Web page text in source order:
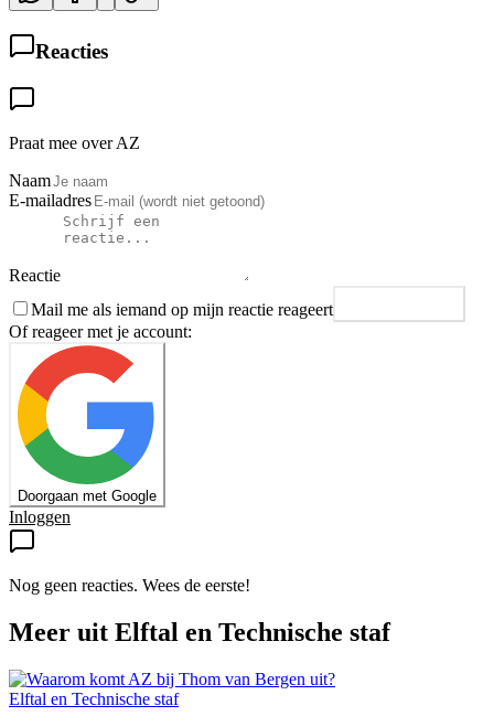
Reacties
Praat mee over AZ
Naam
E-mailadres
Reactie
Mail me als iemand op mijn reactie reageert
Of reageer met je account:
Doorgaan met Google
Inloggen
Nog geen reacties. Wees de eerste!
Meer uit Elftal en Technische staf
Elftal en Technische staf